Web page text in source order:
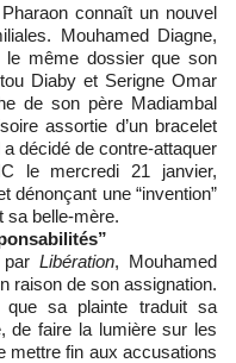
Mouhamed Diagne,
même dossier que son
Diaby et Serigne Omar
de son père Madiambal
assortie d’un bracelet
décidé de contre-attaquer
le mercredi 21 janvier,
dénonçant une “invention”
sa belle-mère.
Libération, Mouhamed
raison de son assignation.
que sa plainte traduit sa
de faire la lumière sur les
mettre fin aux accusations